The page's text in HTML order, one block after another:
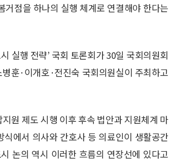
점을 하나의 실행 체계로 연결해야 한다는
실행 전략’ 국회 토론회가 30일 국회의원회
훈·이개호·전진숙 국회의원실이 주최하고
원 제도 시행 이후 후속 법안과 지원체계 마
에서 의사와 간호사 등 의료인이 생활공간
논의 역시 이러한 흐름의 연장선에 있다고